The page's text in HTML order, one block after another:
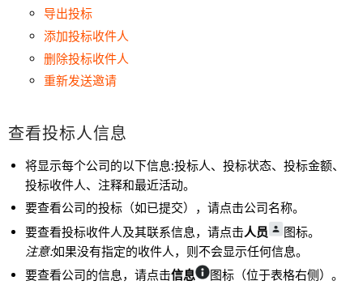
导出投标
添加投标收件人
删除投标收件人
重新发送邀请
查看投标人信息
将显示每个公司的以下信息:投标人、投标状态、投标金额、
投标收件人、注释和最近活动。
要查看公司的投标（如已提交），请点击公司名称。
要查看投标收件人及其联系信息，请点击人员
图标。
注意:如果没有指定的收件人，则不会显示任何信息。
要查看公司的信息，请点击信息
图标（位于表格右侧）。